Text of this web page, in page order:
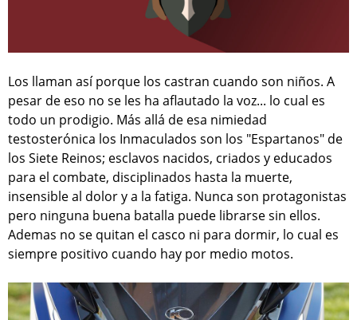
Los llaman así porque los castran cuando son niños. A
pesar de eso no se les ha aflautado la voz... lo cual es
todo un prodigio. Más allá de esa nimiedad
testosterónica los Inmaculados son los "Espartanos" de
los Siete Reinos; esclavos nacidos, criados y educados
para el combate, disciplinados hasta la muerte,
insensible al dolor y a la fatiga. Nunca son protagonistas
pero ninguna buena batalla puede librarse sin ellos.
Ademas no se quitan el casco ni para dormir, lo cual es
siempre positivo cuando hay por medio motos.